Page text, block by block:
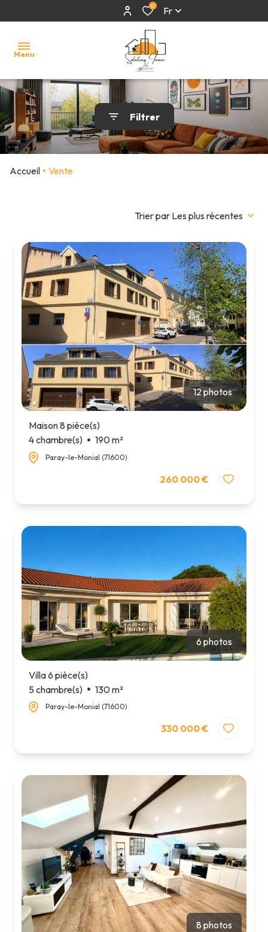
0 Fr
Menu
accueil
acheter
estimer
contact
Filtrer
Accueil Vente
Trier par Les plus récentes
12 photos
Maison 8 pièce(s)
4 chambre(s)
190 m²
Paray-le-Monial (71600)
260 000 €
6 photos
Villa 6 pièce(s)
5 chambre(s)
130 m²
Paray-le-Monial (71600)
330 000 €
8 photos